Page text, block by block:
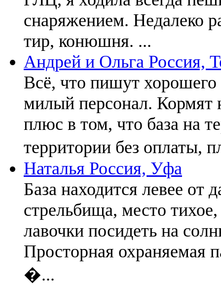
снаряжением. Недалеко
тир, конюшня. ...
Андрей и Ольга Россия,
Всё, что пишут
милый персонал. Кормят
плюс в том, что база на
территории без оплаты,
Наталья Россия, Уфа
База находится левее от
стрельбища, место
лавочки посидеть на
Просторная охраняемая
�...